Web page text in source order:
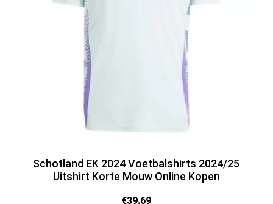
Schotland EK 2024 Voetbalshirts 2024/25
Uitshirt Korte Mouw Online Kopen
€39.69